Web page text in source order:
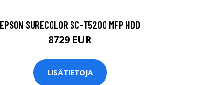
EPSON SURECOLOR SC-T5200 MFP HDD
8729 EUR
LISÄTIETOJA